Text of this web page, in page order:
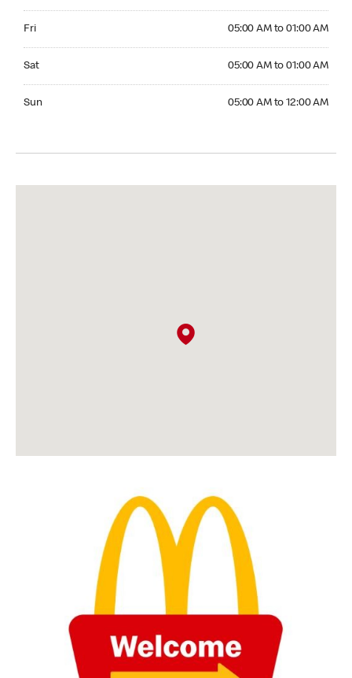
Fri 05:00 AM to 01:00 AM
Sat 05:00 AM to 01:00 AM
Sun 05:00 AM to 12:00 AM